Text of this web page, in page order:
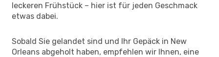
leckeren Frühstück – hier ist für jeden Geschmack
etwas dabei.
Sobald Sie gelandet sind und Ihr Gepäck in New
Orleans abgeholt haben, empfehlen wir Ihnen, eine